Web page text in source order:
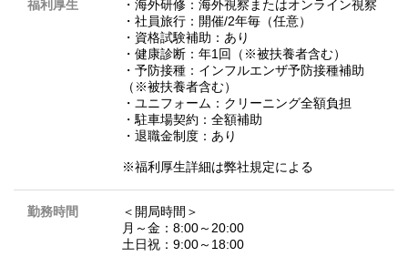
福利厚生
・海外研修：海外視察またはオンライン視察
・社員旅行：開催/2年毎（任意）
・資格試験補助：あり
・健康診断：年1回（※被扶養者含む）
・予防接種：インフルエンザ予防接種補助
（※被扶養者含む）
・ユニフォーム：クリーニング全額負担
・駐車場契約：全額補助
・退職金制度：あり
※福利厚生詳細は弊社規定による
勤務時間
＜開局時間＞
月～金：8:00～20:00
土日祝：9:00～18:00